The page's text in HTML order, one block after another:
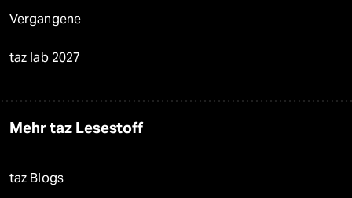
Vergangene
taz lab 2027
Mehr taz Lesestoff
taz Blogs